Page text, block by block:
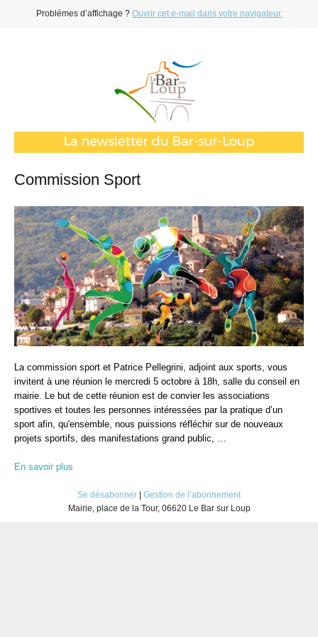
Problèmes d’affichage ? Ouvrir cet e-mail dans votre navigateur.
Commission Sport
La commission sport et Patrice Pellegrini, adjoint aux sports, vous
invitent à une réunion le mercredi 5 octobre à 18h, salle du conseil en
mairie. Le but de cette réunion est de convier les associations
sportives et toutes les personnes intéressées par la pratique d’un
sport afin, qu'ensemble, nous puissions réfléchir sur de nouveaux
projets sportifs, des manifestations grand public, …
En savoir plus
Se désabonner
Gestion de l’abonnement
Mairie, place de la Tour, 06620 Le Bar sur Loup